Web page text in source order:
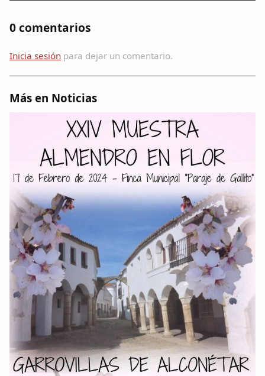
0 comentarios
Inicia sesión para dejar un comentario.
Más en Noticias